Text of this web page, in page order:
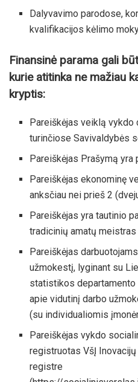
Dalyvavimo parodose,
kvalifikacijos kėlimo
Finansinė parama gali
kurie atitinka ne mažiau
kryptis:
Pareiškėjas veiklą vykdo
turinčiose Savivaldybės
Pareiškėjas Prašymą yra
Pareiškėjas ekonominę
anksčiau nei prieš 2
Pareiškėjas yra tautinio
tradicinių amatų
Pareiškėjas
užmokestį, lyginant su
statistikos
apie vidutinį darbo
(su individualiomis
Pareiškėjas vykdo
registruotas VšĮ
registre